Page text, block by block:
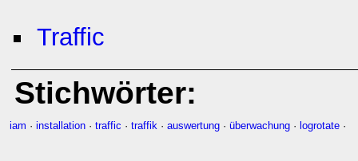
Traffic
Stichwörter:
iam · installation · traffic · traffik · auswertung · überwachung · logrotate ·